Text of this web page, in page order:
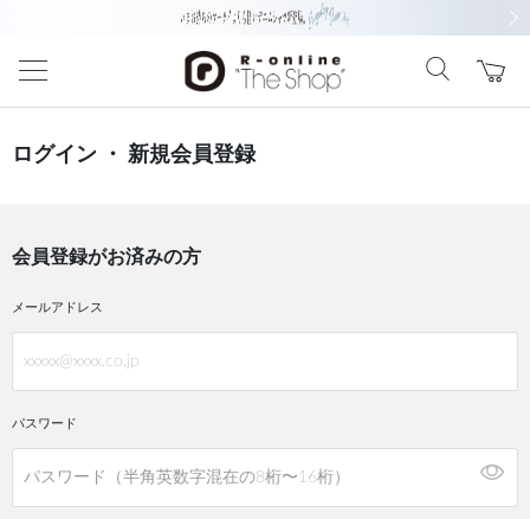
ログイン ・ 新規会員登録
会員登録がお済みの方
メールアドレス
パスワード